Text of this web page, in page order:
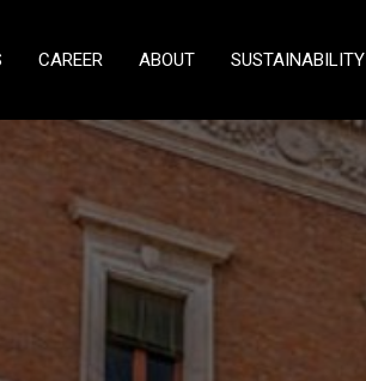
CAREER ABOUT SUSTAINABILITY